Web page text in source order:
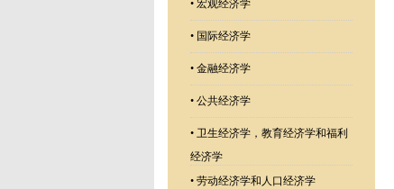
• 宏观经济学
• 国际经济学
• 金融经济学
• 公共经济学
• 卫生经济学，教育经济学和福利
经济学
• 劳动经济学和人口经济学